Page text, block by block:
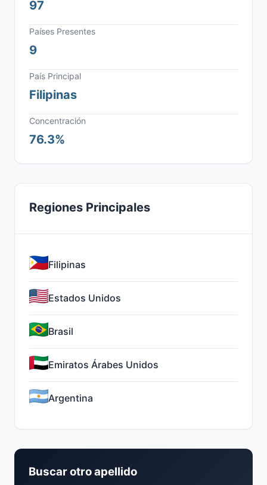
97
Países Presentes
9
País Principal
Filipinas
Concentración
76.3%
Regiones Principales
Filipinas
Estados Unidos
Brasil
Emiratos Árabes Unidos
Argentina
Buscar otro apellido